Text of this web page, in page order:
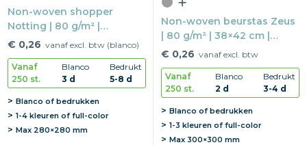
Non-woven shopper
Notting | 80 g/m² |
38×41,5×8,5 cm | Korte
€ 0,26 vanaf excl. btw (blanco)
Vanaf
250 st.
Blanco
3 d
Bedrukt
5-8 d
Blanco of bedrukken
1-4 kleuren of full-color
Max 280×280 mm
Non-woven beurstas Zeus
| 80 g/m² | 38×42 cm |
Lange hengsels
€ 0,26 vanaf excl. btw
Vanaf
250 st.
Blanco
2 d
Bedrukt
3-4 d
Blanco of bedrukken
1-3 kleuren of full-color
Max 300×300 mm